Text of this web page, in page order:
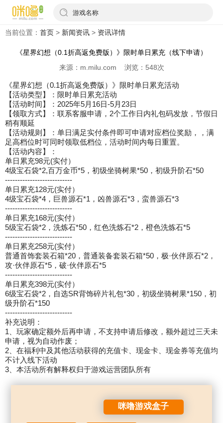
游戏名称
当前位置： 首页 > 新闻资讯 > 资讯详情
《星界幻想（0.1折高返免费版）》限时单日累充（线下申请）
来源：m.milu.com 浏览：548次
《星界幻想（0.1折高返免费版）》限时单日累充活动
【活动类型】：限时单日累充活动
【活动时间】：2025年5月16日-5月23日
【领取方式】：联系客服申请，2个工作日内礼包码发放，节假日
稍有顺延
【活动规则】：单日满足实付条件即可申请对应档位奖励，，满
足高档位时可同时领取低档位，活动时间内每日重置。
【活动内容】：
单日累充98元(实付）
4级宝石袋*2,百万金币*5，初级坐骑树果*50，初级升阶石*50
---------------------------
单日累充128元(实付）
4级宝石袋*4，巨兽源石*1，凶兽源石*3，蛮兽源石*3
---------------------------
单日累充168元(实付）
5级宝石袋*2，洗炼石*50，红色洗炼石*2，橙色洗炼石*5
---------------------------
单日累充258元(实付）
普通首饰套装石箱*20，普通装备套装石箱*50，极·伙伴原石*2，
攻·伙伴原石*5，破·伙伴原石*5
---------------------------
单日累充398元(实付）
6级宝石袋*2，自选SR背饰碎片礼包*30，初级坐骑树果*150，初
级升阶石*150
---------------------------
补充说明：
1、玩家确定额外后再申请，不支持申请后修改，额外超过三天未
申请，视为自动作废；
2、在福利中及其他活动获得的充值卡、现金卡、现金券等充值均
不计入线下活动
3、本活动所有解释权归于游戏运营团队所有
咪噜游戏盒子